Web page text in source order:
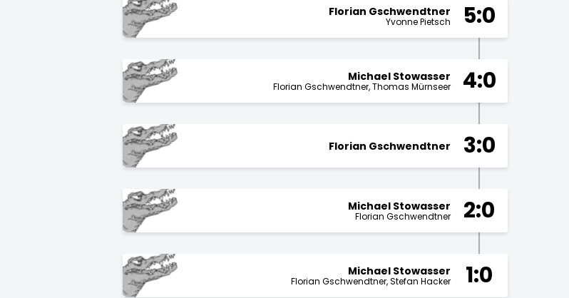
5:0
Florian Gschwendtner
Yvonne Pietsch
4:0
Michael Stowasser
Florian Gschwendtner Thomas Mürnseer
3:0
Florian Gschwendtner
2:0
Michael Stowasser
Florian Gschwendtner
1:0
Michael Stowasser
Florian Gschwendtner Stefan Hacker